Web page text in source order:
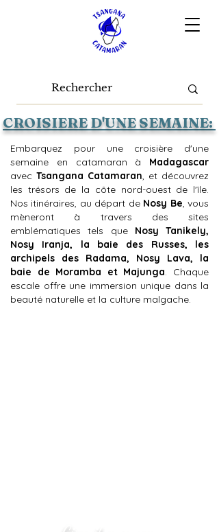
CROISIERE D'UNE SEMAINE:
Embarquez pour une croisière d'une
semaine en catamaran à Madagascar
avec Tsangana Catamaran, et découvrez
les trésors de la côte nord-ouest de l'île.
Nos itinéraires, au départ de Nosy Be, vous
mèneront à travers des sites
emblématiques tels que Nosy Tanikely,
Nosy Iranja, la baie des Russes, les
archipels des Radama, Nosy Lava, la
baie de Moramba et Majunga. Chaque
escale offre une immersion unique dans la
beauté naturelle et la culture malgache.